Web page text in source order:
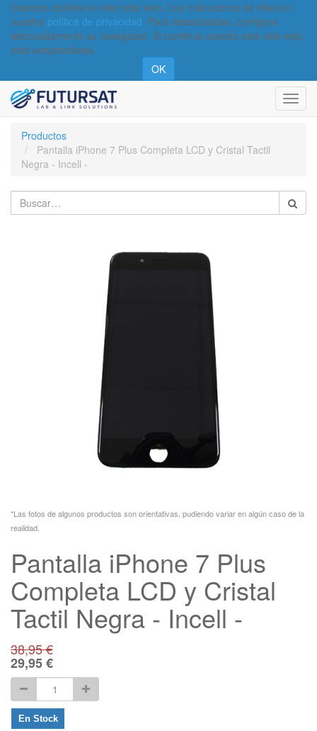
Usamos cookies en este sitio web. Lea más acerca de ellas en
nuestra política de privacidad. Para desactivarlas, configure
adecuadamente su navegador. Si continúa usando este sitio web,
está aceptándolas.
OK
Productos
Pantalla iPhone 7 Plus Completa LCD y Cristal Tactil
Negra - Incell -
*Las fotos de algunos productos son orientativas, pudiendo variar en algún caso de la
realidad.
Pantalla iPhone 7 Plus
Completa LCD y Cristal
Tactil Negra - Incell -
38,95€
29,95€
En Stock